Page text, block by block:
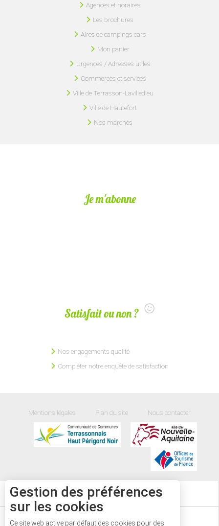
Agences et horaires
Les brochures
Aires de campings cars
Mon panier
Urgences / Adresses utiles
Commerces et services
Ville de Terrasson-Lavilledieu
Ville de Hautefort
Nos marchés
Je m'abonne
Satisfait ou non ?
Nos engagements qualité
Compléter notre enquête de satisfaction
Mentions légales Plan du site Nous contacter
24°
Gestion des préférences
sur les cookies
Ce site web active par défaut des cookies pour des